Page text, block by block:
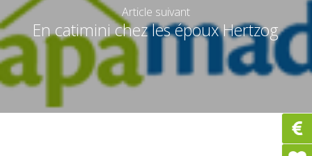
Article suivant
En catimini chez les époux Hertzog